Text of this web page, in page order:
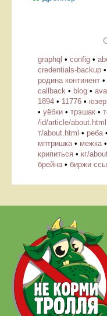
graphql • config •
credentials-backup •
родина континент •
callback • blog •
1894 • 11776 •
• уёбки • трэшак •
/id/article/about.html
т/about.html • реба •
мптришка • межка •
крипиться • кг/
брейна • биржи